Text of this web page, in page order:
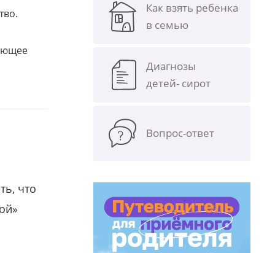
что
Как взять ребенка
в семью
Диагнозы
детей- сирот
Вопрос-ответ